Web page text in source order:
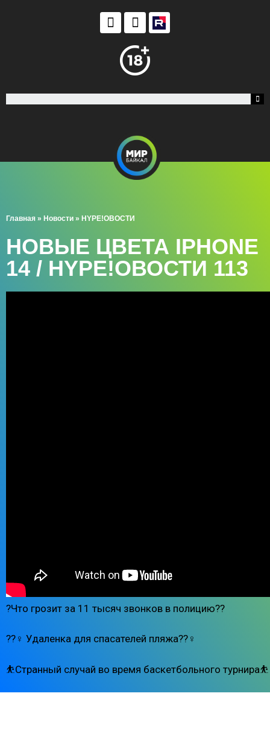
Главная » Новости » HYPE!ОВОСТИ
НОВЫЕ ЦВЕТА IPHONE
14 / HYPE!ОВОСТИ 113
?Что грозит за 11 тысяч звонков в полицию??
??‍♀️ Удаленка для спасателей пляжа??‍♀️
⛹️Странный случай во время баскетбольного турнира⛹️